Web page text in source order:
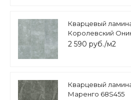
Кварцевый
Королевский
2 590 руб./м2
Кварцевый
Маренго 68S455